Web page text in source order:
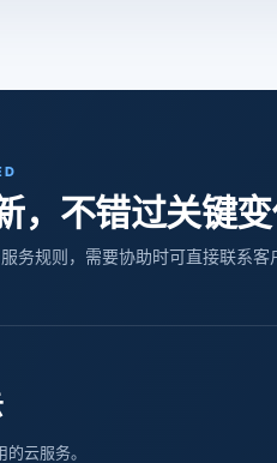
，不错过关键
务规则，需要协助时可直接联系客
云服务。